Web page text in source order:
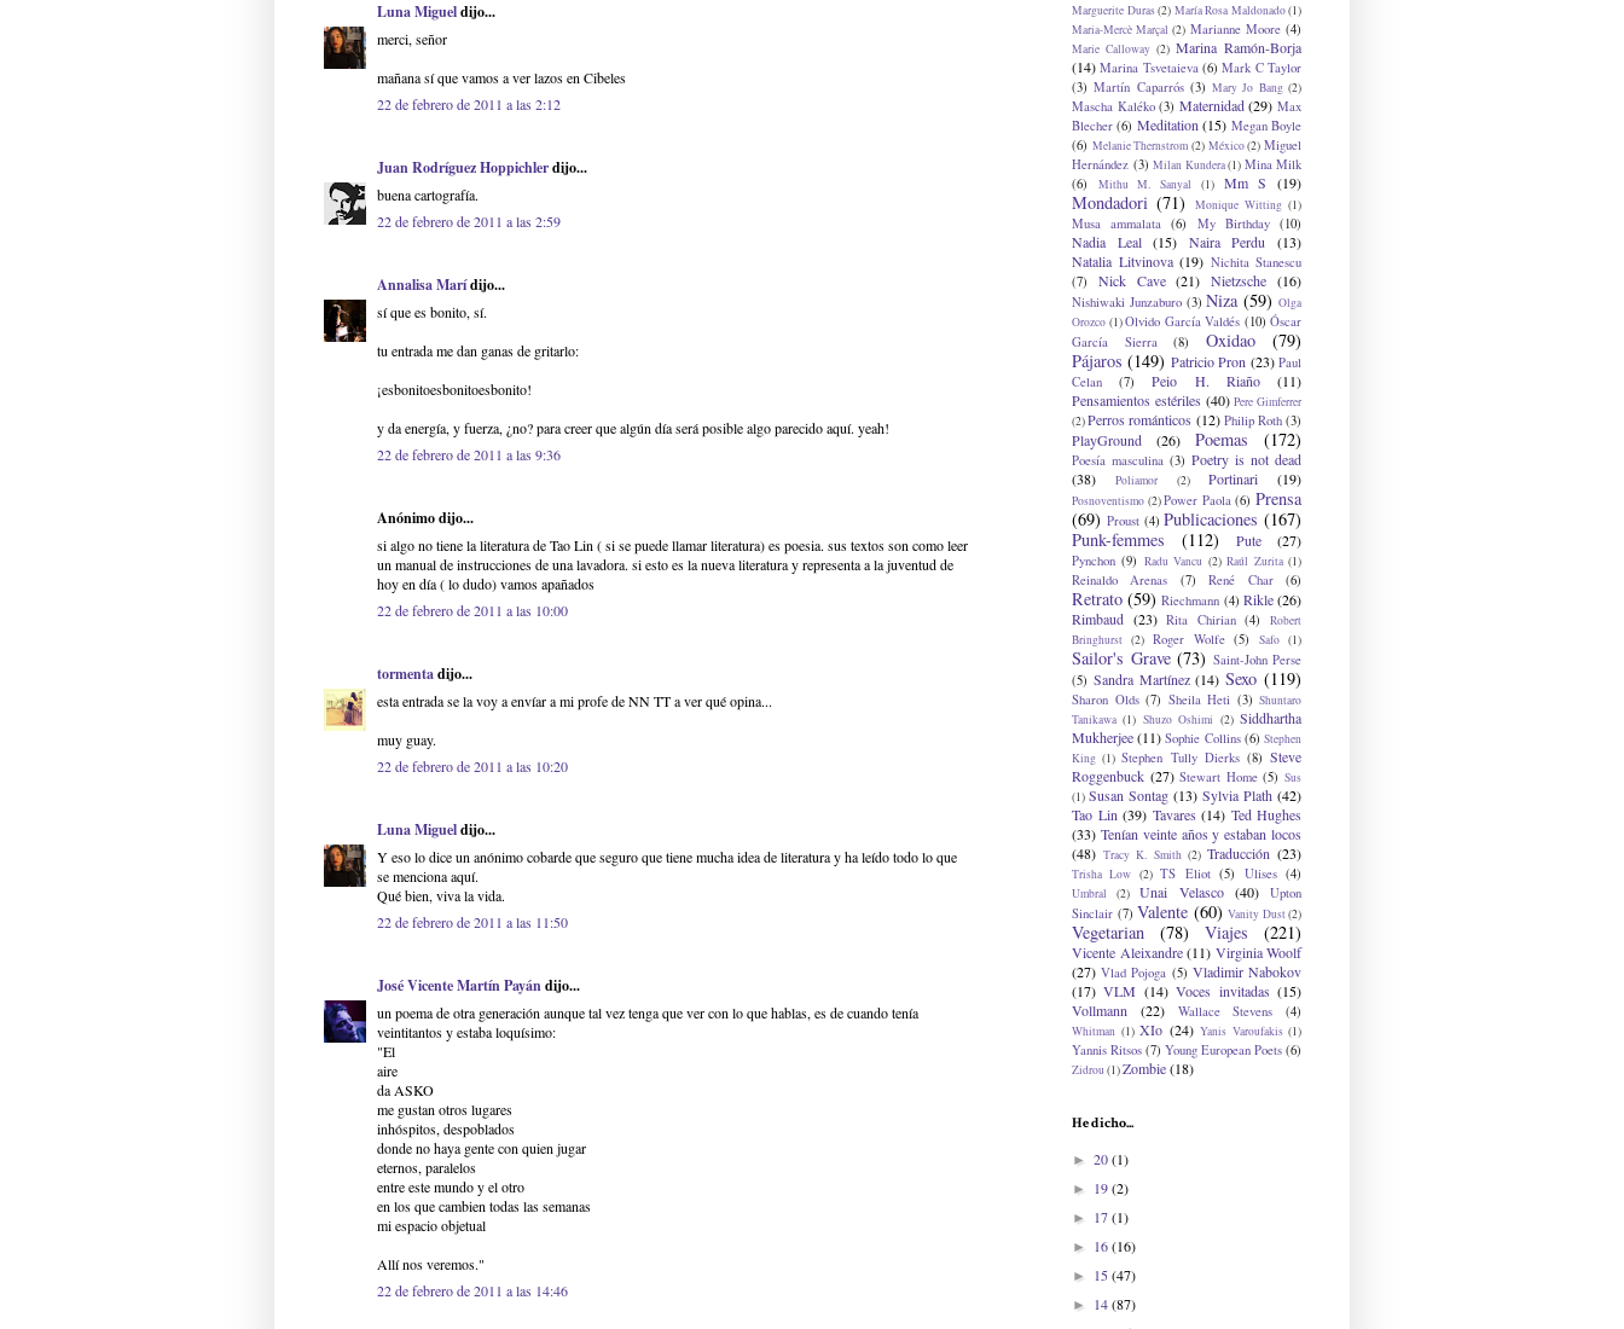
Luna Migueldijo...
merci, señor
mañana sí que vamos a ver lazos en Cibeles
22 de febrero de 2011 a las 2:12
Juan Rodríguez Hoppichlerdijo...
buena cartografía.
22 de febrero de 2011 a las 2:59
Annalisa Marídijo...
sí que es bonito, sí.
tu entrada me dan ganas de gritarlo:
¡esbonitoesbonitoesbonito!
y da energía, y fuerza, ¿no? para creer que algún día será posible algo parecido aquí. yeah!
22 de febrero de 2011 a las 9:36
Anónimo dijo...
si algo no tiene la literatura de Tao Lin ( si se puede llamar literatura) es poesia. sus textos son como leer
un manual de instrucciones de una lavadora. si esto es la nueva literatura y representa a la juventud de
hoy en día ( lo dudo) vamos apañados
22 de febrero de 2011 a las 10:00
tormentadijo...
esta entrada se la voy a envíar a mi profe de NN TT a ver qué opina...
muy guay.
22 de febrero de 2011 a las 10:20
Luna Migueldijo...
Y eso lo dice un anónimo cobarde que seguro que tiene mucha idea de literatura y ha leído todo lo que
se menciona aquí.
Qué bien, viva la vida.
22 de febrero de 2011 a las 11:50
José Vicente Martín Payándijo...
un poema de otra generación aunque tal vez tenga que ver con lo que hablas, es de cuando tenía
veintitantos y estaba loquísimo:
"El
aire
da ASKO
me gustan otros lugares
inhóspitos, despoblados
donde no haya gente con quien jugar
eternos, paralelos
entre este mundo y el otro
en los que cambien todas las semanas
mi espacio objetual
Allí nos veremos."
22 de febrero de 2011 a las 14:46
Marguerite Duras(2) María Rosa Maldonado(1)
Maria-Mercè Marçal (2) Marianne Moore (4)
Marie Calloway (2) Marina Ramón-Borja
(14) Marina Tsvetaieva (6) Mark C Taylor
(3) Martín Caparrós (3) Mary Jo Bang (2)
Mascha Kaléko (3) Maternidad (29) Max
Blecher (6) Meditation (15) Megan Boyle
(6) Melanie Thernstrom (2) México (2) Miguel
Hernández (3) Milan Kundera(1) Mina Milk
(6)
Mithu M. Sanyal (1) Mm S (19)
Mondadori (71) Monique Witting (1)
Musa ammalata (6) My Birthday (10)
Nadia Leal (15) Naira Perdu
(13)
Natalia Litvinova (19) Nichita Stanescu
(7)
Nick Cave (21) Nietzsche (16)
Nishiwaki Junzaburo (3) Niza (59) Olga
Orozco (1)Olvido García Valdés (10) Óscar
García Sierra
(8) Oxidao
(79)
Pájaros (149) Patricio Pron (23) Paul
Celan
(7) Peio H. Riaño
(11)
Pensamientos estériles (40) Pere Gimferrer
(2)Perros románticos (12) Philip Roth (3)
PlayGround (26) Poemas (172)
Poesía masculina (3) Poetry is not dead
(38)
Poliamor (2) Portinari (19)
Posnoventismo (2) Power Paola (6) Prensa
(69) Proust (4) Publicaciones (167)
Punk-femmes
(112) Pute (27)
Pynchon (9) Radu Vancu (2) Raúl Zurita (1)
Reinaldo Arenas (7) René Char (6)
Retrato (59) Riechmann (4) Rikle (26)
Rimbaud (23) Rita Chirian (4)
Robert
Bringhurst (2) Roger Wolfe (5) Safo (1)
Sailor's Grave (73) Saint-John Perse
(5) Sandra Martínez (14) Sexo (119)
Sharon Olds (7) Sheila Heti (3) Shuntaro
Tanikawa (1) Shuzo Oshimi (2) Siddhartha
Mukherjee (11) Sophie Collins (6) Stephen
King (1) Stephen Tully Dierks (8) Steve
Roggenbuck (27) Stewart Home (5) Sus
(1) Susan Sontag (13) Sylvia Plath (42)
Tao Lin (39) Tavares (14) Ted Hughes
(33) Tenían veinte años y estaban locos
(48) Tracy K. Smith (2) Traducción (23)
Trisha Low (2) TS Eliot (5) Ulises (4)
Umbral (2) Unai Velasco (40)
Upton
Sinclair (7) Valente (60) Vanity Dust(2)
Vegetarian (78) Viajes (221)
Vicente Aleixandre (11) Virginia Woolf
(27) Vlad Pojoga (5) Vladimir Nabokov
(17) VLM (14) Voces invitadas (15)
Vollmann
(22) Wallace Stevens (4)
Whitman (1) XIo (24) Yanis Varoufakis (1)
Yannis Ritsos (7) Young European Poets (6)
Zidrou(1)Zombie(18)
He dicho...
► 20(1)
► 19(2)
► 17(1)
► 16(16)
► 15(47)
► 14(87)